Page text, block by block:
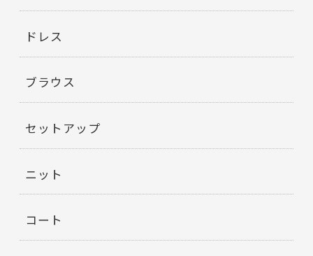
ドレス
ブラウス
セットアップ
ニット
コート